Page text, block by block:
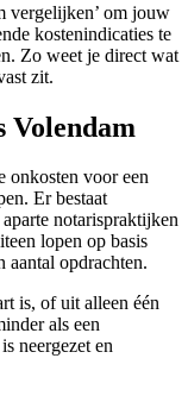
vergelijken’ om jouw
kostenindicaties te
Zo weet je direct wat
zit.
Volendam
onkosten voor een
Er bestaat
notarispraktijken
lopen op basis
aantal opdrachten.
is, of uit alleen één
als een
neergezet en